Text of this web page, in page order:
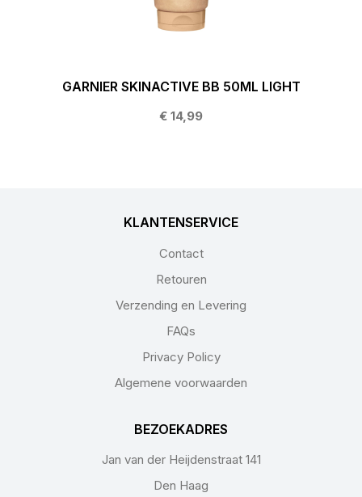
GARNIER SKINACTIVE BB 50ML LIGHT
€ 14,99
KLANTENSERVICE
Contact
Retouren
Verzending en Levering
FAQs
Privacy Policy
Algemene voorwaarden
BEZOEKADRES
Jan van der Heijdenstraat 141
Den Haag